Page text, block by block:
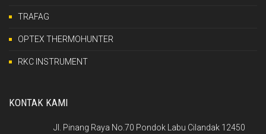
TRAFAG
OPTEX THERMOHUNTER
RKC INSTRUMENT
KONTAK KAMI
Jl. Pinang Raya No.70 Pondok Labu Cilandak 12450